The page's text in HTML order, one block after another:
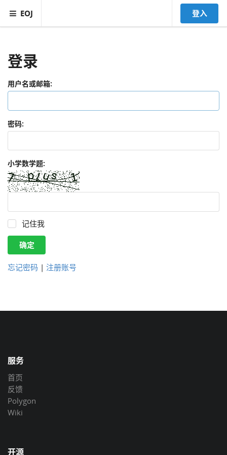
EOJ 登入
登录
用户名或邮箱:
密码:
小学数学题:
记住我
确定
忘记密码 | 注册账号
服务
首页
反馈
Polygon
Wiki
开源